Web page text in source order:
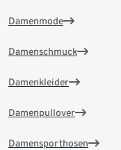
Damenmode
Damenschmuck
Damenkleider
Damenpullover
Damensporthosen